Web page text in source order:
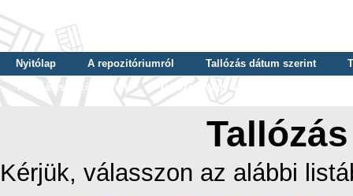
Nyitólap A repozitóriumról Tallózás dátum szerint
Tallózás szerző szerint
Tallózás nyelv szerint
Kérjük, válasszon az alábbi